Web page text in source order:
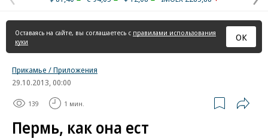
Предыдущая
страница
Оставаясь на сайте, вы соглашаетесь с правилами использования
куки
ОК
Прикамье / Приложения
29.10.2013, 00:00
139 1 мин.
Пермь, как она ест